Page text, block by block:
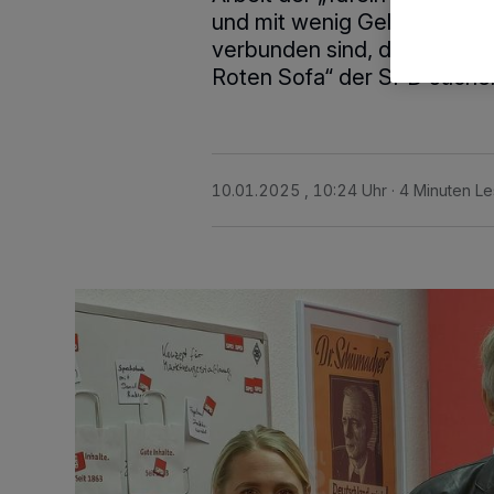
und mit wenig Geld in
verbunden sind, darüber
Roten Sofa“ der SPD
10.01.2025 , 10:24 Uhr 4 Minuten